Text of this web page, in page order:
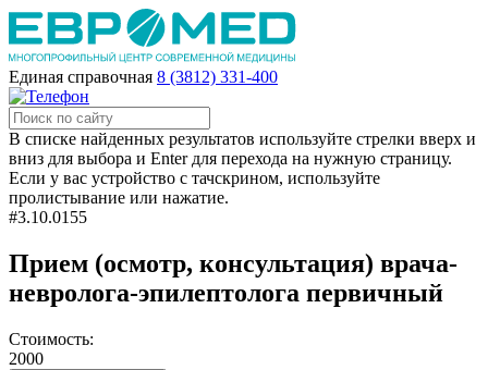
Единая справочная 8 (3812) 331-400
В списке найденных результатов используйте стрелки вверх и
вниз для выбора и Enter для перехода на нужную страницу.
Если у вас устройство с тачскрином, используйте
пролистывание или нажатие.
#3.10.0155
Прием (осмотр, консультация) врача-
невролога-эпилептолога первичный
Стоимость:
2000